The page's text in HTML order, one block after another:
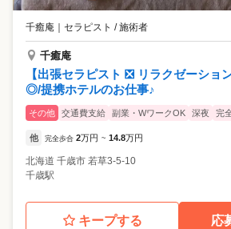
千癒庵 セラピスト / 施術者
千癒庵
【出張セラピスト ❎ リラクゼーショ
◎/提携ホテルのお仕事♪
その他 交通費支給 副業・WワークOK 深夜 完
他 完全歩合 2万円 ~ 14.8万円
北海道 千歳市 若草3-5-10
千歳駅
キープする 応